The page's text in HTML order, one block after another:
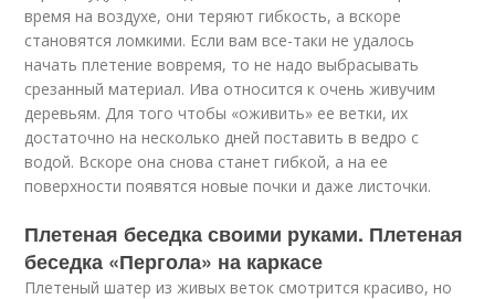
время на воздухе, они теряют гибкость, а вскоре
становятся ломкими. Если вам все-таки не удалось
начать плетение вовремя, то не надо выбрасывать
срезанный материал. Ива относится к очень живучим
деревьям. Для того чтобы «оживить» ее ветки, их
достаточно на несколько дней поставить в ведро с
водой. Вскоре она снова станет гибкой, а на ее
поверхности появятся новые почки и даже листочки.
Плетеная беседка своими руками. Плетеная
беседка «Пергола» на каркасе
Плетеный шатер из живых веток смотрится красиво, но